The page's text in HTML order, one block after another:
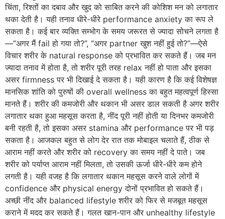
चिंता, रिश्तों का दबाव और खुद को साबित करने की कोशिश मन को लगातार
थका देती है। यही तनाव धीरे-धीरे performance anxiety का रूप ले
सकता है। कई बार व्यक्ति सम्भोग के समय जरूरत से ज्यादा सोचने लगता है
—“अगर मैं fail हो गया तो?”, “अगर partner खुश नहीं हुई तो?”—ऐसे
विचार शरीर के natural response को प्रभावित कर सकते हैं। जब मन
ज्यादा तनाव में होता है, तो शरीर पूरी तरह relax नहीं हो पाता और इसका
असर firmness पर भी दिखाई दे सकता है। यही कारण है कि कई विशेषज्ञ
मानसिक शांति को पुरुषों की overall wellness का बहुत महत्वपूर्ण हिस्सा
मानते हैं। शरीर की कमजोरी और थकान भी असर डाल सकती है अगर शरीर
लगातार थका हुआ महसूस करता है, नींद पूरी नहीं होती या दिनभर कमजोरी
बनी रहती है, तो इसका असर stamina और performance पर भी पड़
सकता है। आजकल बहुत से लोग देर रात तक मोबाइल चलाते हैं, ठीक से
आराम नहीं करते और शरीर को recovery का समय नहीं दे पाते। जब
शरीर को पर्याप्त आराम नहीं मिलता, तो उसकी ऊर्जा धीरे-धीरे कम होने
लगती है। यही वजह है कि लगातार थकान महसूस करने वाले लोगों में
confidence और physical energy दोनों प्रभावित हो सकते हैं।
अच्छी नींद और balanced lifestyle शरीर को फिर से मजबूत महसूस
कराने में मदद कर सकते हैं। गलत खान-पान और unhealthy lifestyle